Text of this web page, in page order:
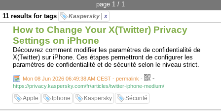
page 1 / 1
11 results for tags
Kaspersky x
How to Change Your X(Twitter) Privacy
Settings on iPhone
Découvrez comment modifier les paramètres de confidentialité de
X(Twitter) sur iPhone. Ces étapes permettront de configurer les
paramètres de confidentialité et de sécurité selon le niveau strict.
Mon 08 Jun 2026 06:49:38 AM CEST - permalink - -
https://privacy.kaspersky.com/fr/articles/twitter-iphone-medium/
Apple Iphone Kaspersky Sécurité